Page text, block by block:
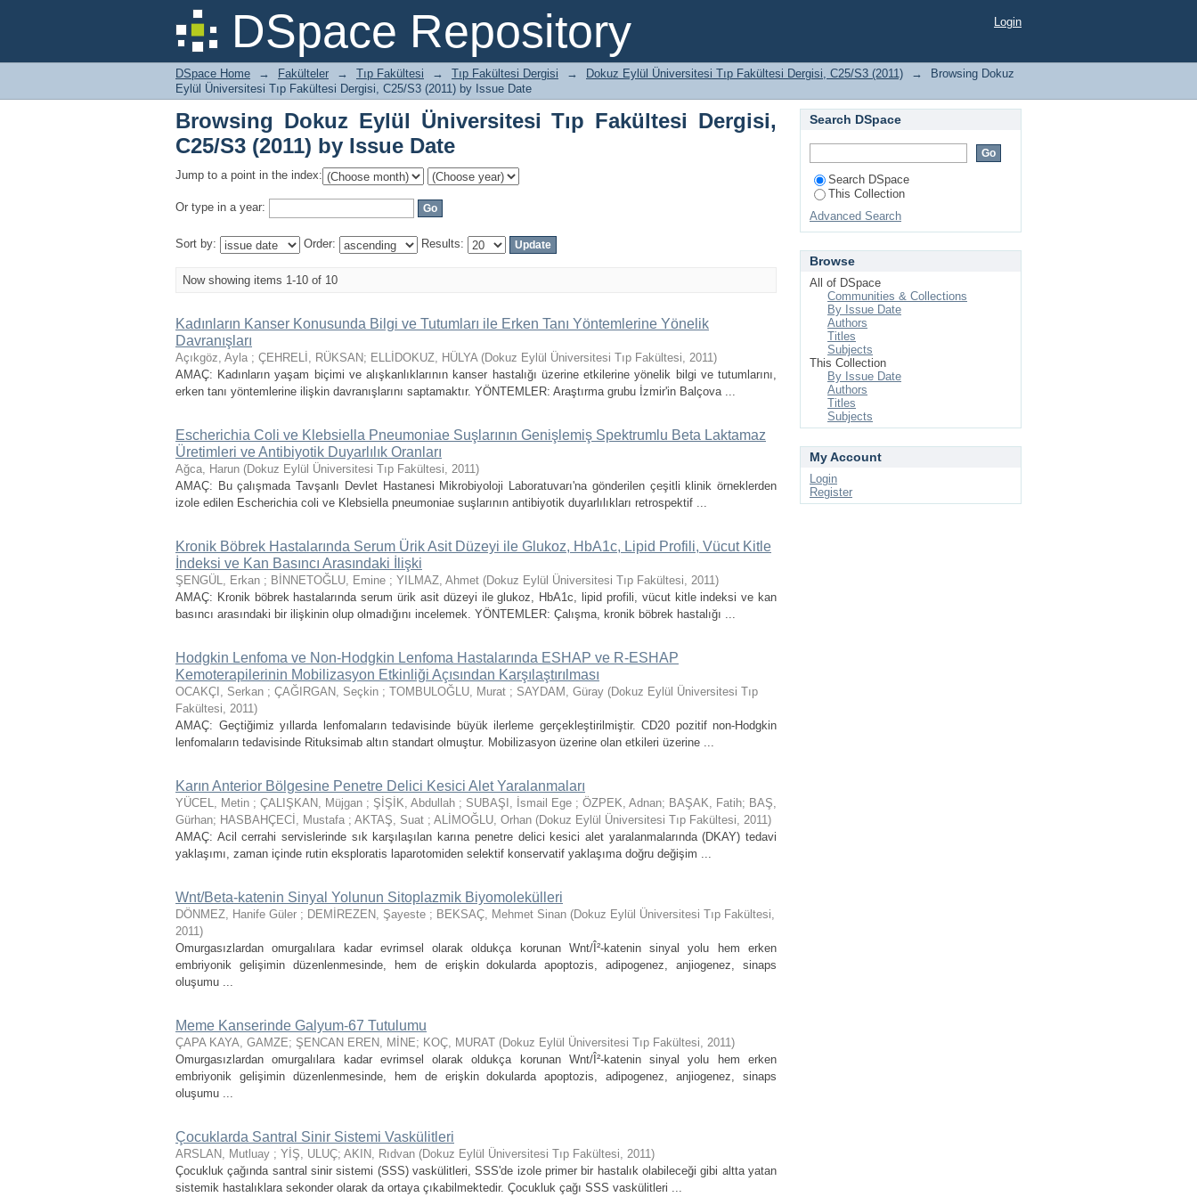
DSpace Repository
Browsing Dokuz Eylül Üniversitesi Tıp Fakültesi Dergisi, C25/S3 (2011) by Issue
Date
Login
DSpace Home → Fakülteler → Tıp Fakültesi → Tıp Fakültesi Dergisi → Dokuz Eylül Üniversitesi Tıp Fakültesi Dergisi, C25/S3 (2011) →
Browsing Dokuz
Eylül Üniversitesi Tıp Fakültesi Dergisi, C25/S3 (2011) by Issue Date
Browsing Dokuz Eylül Üniversitesi Tıp Fakültesi Dergisi,
C25/S3 (2011) by Issue Date
Jump to a point in the index:
Or type in a year:
Sort by: Order: Results:
Now showing items 1-10 of 10
Kadınların Kanser Konusunda Bilgi ve Tutumları ile Erken Tanı Yöntemlerine Yönelik
Davranışları
Açıkgöz, Ayla ; ÇEHRELİ, RÜKSAN; ELLİDOKUZ, HÜLYA (Dokuz Eylül Üniversitesi Tıp Fakültesi, 2011)
AMAÇ: Kadınların yaşam biçimi ve alışkanlıklarının kanser hastalığı üzerine etkilerine yönelik bilgi ve tutumlarını,
erken tanı yöntemlerine ilişkin davranışlarını saptamaktır. YÖNTEMLER: Araştırma grubu İzmir'in Balçova ...
Escherichia Coli ve Klebsiella Pneumoniae Suşlarının Genişlemiş Spektrumlu Beta Laktamaz
Üretimleri ve Antibiyotik Duyarlılık Oranları
Ağca, Harun (Dokuz Eylül Üniversitesi Tıp Fakültesi, 2011)
AMAÇ: Bu çalışmada Tavşanlı Devlet Hastanesi Mikrobiyoloji Laboratuvarı'na gönderilen çeşitli klinik örneklerden
izole edilen Escherichia coli ve Klebsiella pneumoniae suşlarının antibiyotik duyarlılıkları retrospektif ...
Kronik Böbrek Hastalarında Serum Ürik Asit Düzeyi ile Glukoz, HbA1c, Lipid Profili, Vücut Kitle
İndeksi ve Kan Basıncı Arasındaki İlişki
ŞENGÜL, Erkan ; BİNNETOĞLU, Emine ; YILMAZ, Ahmet (Dokuz Eylül Üniversitesi Tıp Fakültesi, 2011)
AMAÇ: Kronik böbrek hastalarında serum ürik asit düzeyi ile glukoz, HbA1c, lipid profili, vücut kitle indeksi ve kan
basıncı arasındaki bir ilişkinin olup olmadığını incelemek. YÖNTEMLER: Çalışma, kronik böbrek hastalığı ...
Hodgkin Lenfoma ve Non-Hodgkin Lenfoma Hastalarında ESHAP ve R-ESHAP
Kemoterapilerinin Mobilizasyon Etkinliği Açısından Karşılaştırılması
OCAKÇI, Serkan ; ÇAĞIRGAN, Seçkin ; TOMBULOĞLU, Murat ; SAYDAM, Güray (Dokuz Eylül Üniversitesi Tıp
Fakültesi, 2011)
AMAÇ: Geçtiğimiz yıllarda lenfomaların tedavisinde büyük ilerleme gerçekleştirilmiştir. CD20 pozitif non-Hodgkin
lenfomaların tedavisinde Rituksimab altın standart olmuştur. Mobilizasyon üzerine olan etkileri üzerine ...
Karın Anterior Bölgesine Penetre Delici Kesici Alet Yaralanmaları
YÜCEL, Metin ; ÇALIŞKAN, Müjgan ; ŞİŞİK, Abdullah ; SUBAŞI, İsmail Ege ; ÖZPEK, Adnan; BAŞAK, Fatih; BAŞ,
Gürhan; HASBAHÇECİ, Mustafa ; AKTAŞ, Suat ; ALİMOĞLU, Orhan (Dokuz Eylül Üniversitesi Tıp Fakültesi, 2011)
AMAÇ: Acil cerrahi servislerinde sık karşılaşılan karına penetre delici kesici alet yaralanmalarında (DKAY) tedavi
yaklaşımı, zaman içinde rutin eksploratis laparotomiden selektif konservatif yaklaşıma doğru değişim ...
Wnt/Beta-katenin Sinyal Yolunun Sitoplazmik Biyomolekülleri
DÖNMEZ, Hanife Güler ; DEMİREZEN, Şayeste ; BEKSAÇ, Mehmet Sinan (Dokuz Eylül Üniversitesi Tıp Fakültesi,
2011)
Omurgasızlardan omurgalılara kadar evrimsel olarak oldukça korunan Wnt/Î²-katenin sinyal yolu hem erken
embriyonik gelişimin düzenlenmesinde, hem de erişkin dokularda apoptozis, adipogenez, anjiogenez, sinaps
oluşumu ...
Meme Kanserinde Galyum-67 Tutulumu
ÇAPA KAYA, GAMZE; ŞENCAN EREN, MİNE; KOÇ, MURAT (Dokuz Eylül Üniversitesi Tıp Fakültesi, 2011)
Omurgasızlardan omurgalılara kadar evrimsel olarak oldukça korunan Wnt/Î²-katenin sinyal yolu hem erken
embriyonik gelişimin düzenlenmesinde, hem de erişkin dokularda apoptozis, adipogenez, anjiogenez, sinaps
oluşumu ...
Çocuklarda Santral Sinir Sistemi Vaskülitleri
ARSLAN, Mutluay ; YİŞ, ULUÇ; AKIN, Rıdvan (Dokuz Eylül Üniversitesi Tıp Fakültesi, 2011)
Çocukluk çağında santral sinir sistemi (SSS) vaskülitleri, SSS'de izole primer bir hastalık olabileceği gibi altta yatan
sistemik hastalıklara sekonder olarak da ortaya çıkabilmektedir. Çocukluk çağı SSS vaskülitleri ...
Search DSpace
Search DSpace
This Collection
Advanced Search
Browse
All of DSpace
Communities & Collections
By Issue Date
Authors
Titles
Subjects
This Collection
By Issue Date
Authors
Titles
Subjects
My Account
Login
Register